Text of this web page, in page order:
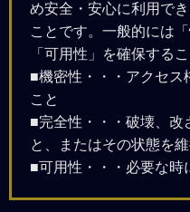
め安全・安心に利用で
ことです。一般的には
「可用性」を確保する
■機密性・・・アクセス
こと
■完全性・・・破壊、改
と、またはその状態を
■可用性・・・必要な時